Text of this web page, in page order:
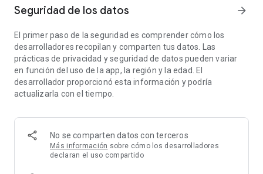
★Detector de spyware– Encuentra y elimina apps ocultas de
★ Análisis antivirus– Escanea tu dispositivo para detectar
virus, troyanos y otras amenazas.
★Protección de privacidad– Descubre qué apps acceden a
tus llamadas, mensajes o ubicación.
★Revisión de seguridad– Detecta configuraciones
inseguras que pueden exponerte a hackers.
programados y detección instantánea de nuevas amenazas.
VPN Segura*
– Protege tu conexión a Internet con cifrado
de nivel militar y navega de forma anónima.
Detección de intrusos*– Captura una foto silenciosa o
Seguridad de los datos arrow_forward
El primer paso de la seguridad es comprender cómo los
desarrolladores recopilan y comparten tus datos. Las
prácticas de privacidad y seguridad de datos pueden variar
en función del uso de la app, la región y la edad. El
desarrollador proporcionó esta información y podría
actualizarla con el tiempo.
No se comparten datos con terceros
Más información sobre cómo los desarrolladores
declaran el uso compartido